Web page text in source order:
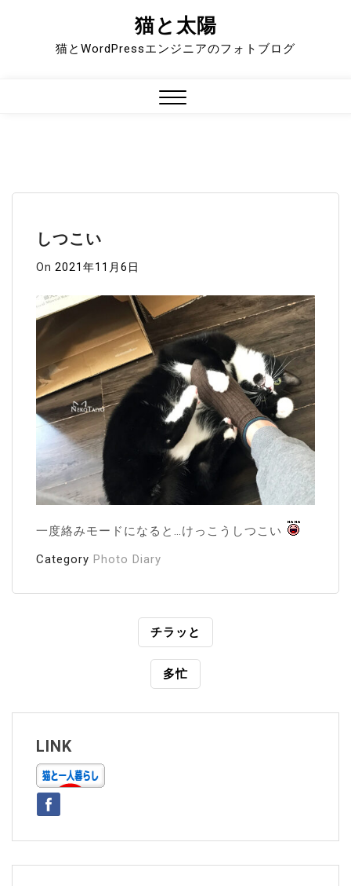
猫と太陽
猫とWordPressエンジニアのフォトブログ
しつこい
On 2021年11月6日
一度絡みモードになると…けっこうしつこい
Category Photo Diary
ビ
ゲ
ー
シ
ョ
ン
チラッと
多忙
LINK